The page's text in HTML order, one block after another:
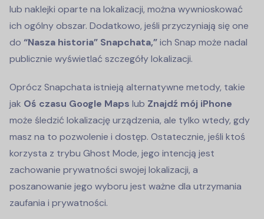
lub naklejki oparte na lokalizacji, można wywnioskować
ich ogólny obszar. Dodatkowo, jeśli przyczyniają się one
do “Nasza historia” Snapchata,”ich Snap może nadal
publicznie wyświetlać szczegóły lokalizacji.
Oprócz Snapchata istnieją alternatywne metody, takie
jak Oś czasu Google Maps lub Znajdź mój iPhone
może śledzić lokalizację urządzenia, ale tylko wtedy, gdy
masz na to pozwolenie i dostęp. Ostatecznie, jeśli ktoś
korzysta z trybu Ghost Mode, jego intencją jest
zachowanie prywatności swojej lokalizacji, a
poszanowanie jego wyboru jest ważne dla utrzymania
zaufania i prywatności.